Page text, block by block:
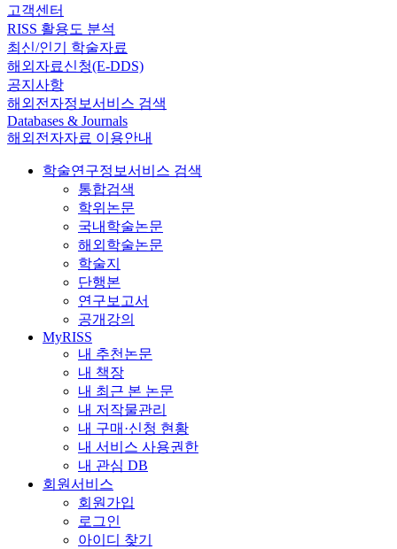
고객센터
RISS 활용도 분석
최신/인기 학술자료
해외자료신청(E-DDS)
공지사항
해외전자정보서비스 검색
Databases & Journals
해외전자자료 이용안내
학술연구정보서비스 검색
통합검색
학위논문
국내학술논문
해외학술논문
학술지
단행본
연구보고서
공개강의
MyRISS
내 추천논문
내 책장
내 최근 본 논문
내 저작물관리
내 구매·신청 현황
내 서비스 사용권한
내 관심 DB
회원서비스
회원가입
로그인
아이디 찾기